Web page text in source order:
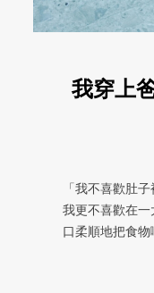
我穿上
「我不喜歡肚
我更不喜歡在
口柔順地把食